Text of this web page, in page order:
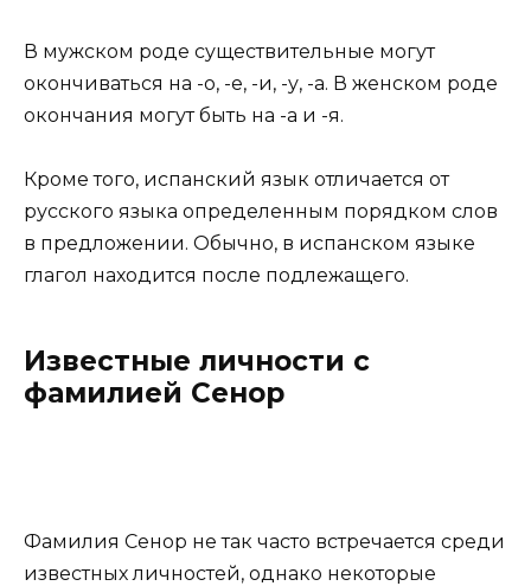
В мужском роде существительные могут
окончиваться на -о, -е, -и, -у, -a. В женском роде
окончания могут быть на -а и -я.
Кроме того, испанский язык отличается от
русского языка определенным порядком слов
в предложении. Обычно, в испанском языке
глагол находится после подлежащего.
Известные личности с
фамилией Сенор
Фамилия Сенор не так часто встречается среди
известных личностей, однако некоторые